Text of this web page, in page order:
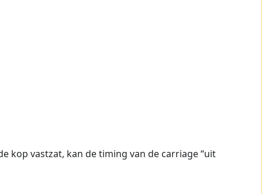
kop vastzat, kan de timing van de carriage “uit